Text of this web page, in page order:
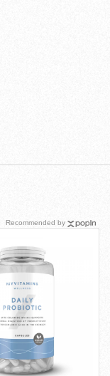
Recommended by